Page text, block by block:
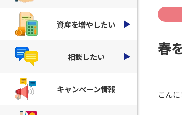
資産を増やしたい
相談したい
キャンペーン情報
春
こん